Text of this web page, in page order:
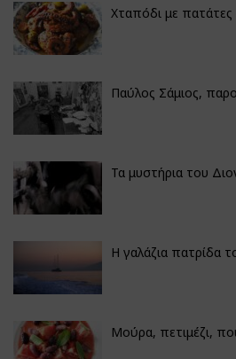
Χταπόδι με
Παύλος Σάμιος,
Τα μυστήρια του
Η γαλάζια πατρίδα
Μούρα, πετιμέζι,